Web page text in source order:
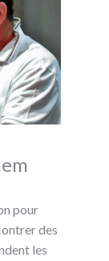
pour
des
les